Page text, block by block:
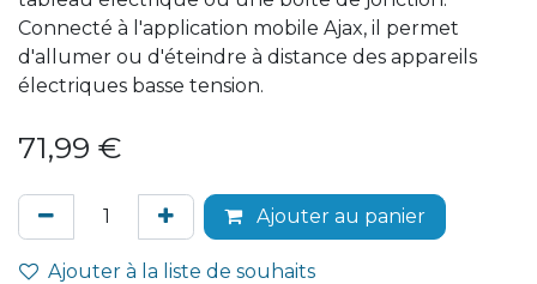
Connecté à l'application mobile Ajax, il permet
d'allumer ou d'éteindre à distance des appareils
électriques basse tension.
71,99 €
Ajouter au panier
Ajouter à la liste de souhaits